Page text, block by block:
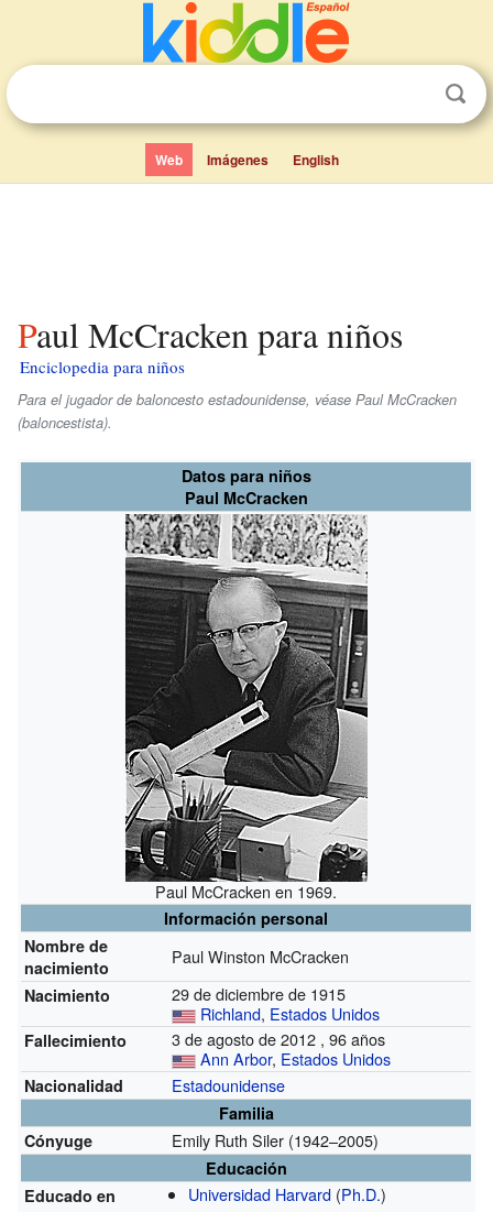
Web Imágenes English
Paul McCracken para niños
Enciclopedia para niños
Para el jugador de baloncesto estadounidense, véase Paul McCracken
(baloncestista).
Datos para niños
Paul McCracken
Paul McCracken en 1969.
Información personal
Nombre de
nacimiento
Paul Winston McCracken
Nacimiento
29 de diciembre de 1915
Richland, Estados Unidos
Fallecimiento
3 de agosto de 2012 , 96 años
Ann Arbor, Estados Unidos
Nacionalidad Estadounidense
Familia
Cónyuge
Emily Ruth Siler (1942–2005)
Educación
Educado en
Universidad Harvard (Ph.D.)